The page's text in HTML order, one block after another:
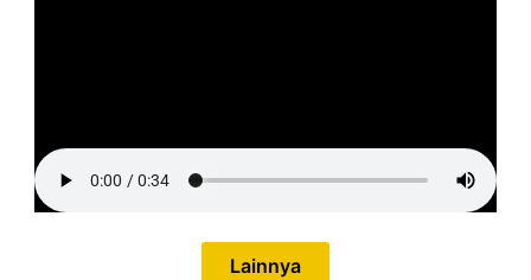
Lainnya